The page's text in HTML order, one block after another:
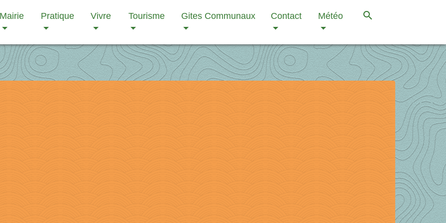
Mairie Pratique Vivre Tourisme Gites Communaux Contact Météo search